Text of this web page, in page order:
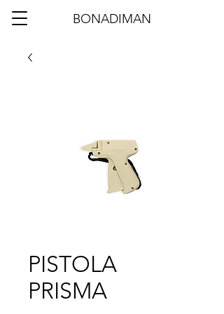
BONADIMAN
PISTOLA
PRISMA